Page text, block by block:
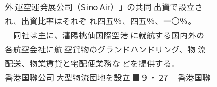
外 運空運発展公司（Sino Air）」の共同 出資で設立さ
れ、出資比率はそれぞ れ四五％、四五％、一〇％。
同社は主に、瀋陽桃仙国際空港 に就航する国内外の
各航空会社に航 空貨物のグランドハンドリング、物 流
配送、物業賃貸と宅配便業務な どを提供する。
香港国聯公司 大型物流団地を設立 ■９・ 27 香港国聯